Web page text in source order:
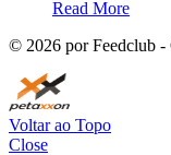
Read More
© 2026 por Feedclub -
Voltar ao Topo
Close